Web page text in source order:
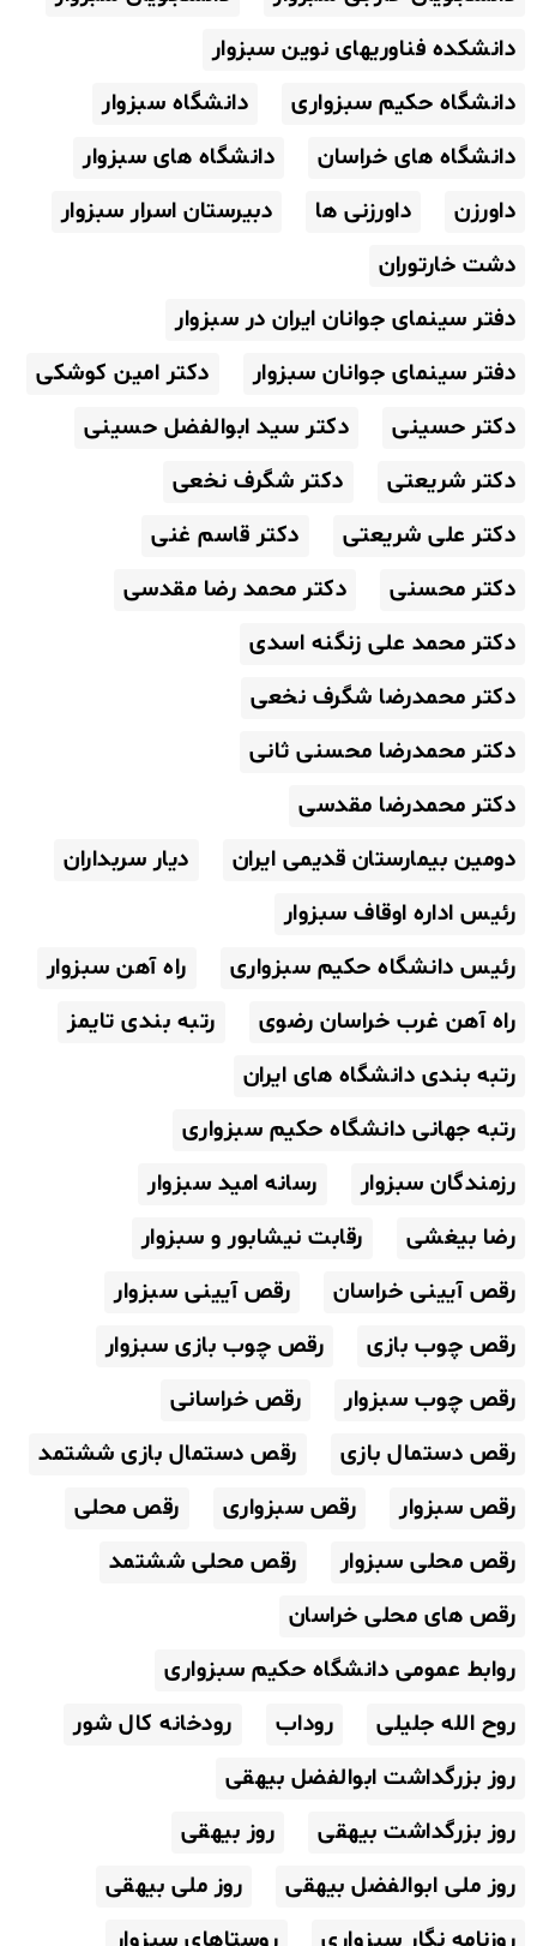
دانشکده فناوریهای نوین سبزوار
دانشگاه حکیم سبزواری
دانشگاه سبزوار
دانشگاه های خراسان
دانشگاه های سبزوار
داورزن
داورزنی ها
دبیرستان اسرار سبزوار
دشت خارتوران
دفتر سینمای جوانان ایران در سبزوار
دفتر سینمای جوانان سبزوار
دکتر امین کوشکی
دکتر حسینی
دکتر سید ابوالفضل حسینی
دکتر شریعتی
دکتر شگرف نخعی
دکتر علی شریعتی
دکتر قاسم غنی
دکتر محسنی
دکتر محمد رضا مقدسی
دکتر محمد علی زنگنه اسدی
دکتر محمدرضا شگرف نخعی
دکتر محمدرضا محسنی ثانی
دکتر محمدرضا مقدسی
دومین بیمارستان قدیمی ایران
دیار سربداران
رئیس اداره اوقاف سبزوار
رئیس دانشگاه حکیم سبزواری
راه آهن سبزوار
راه آهن غرب خراسان رضوی
رتبه بندی تایمز
رتبه بندی دانشگاه های ایران
رتبه جهانی دانشگاه حکیم سبزواری
رزمندگان سبزوار
رسانه امید سبزوار
رضا بیغشی
رقابت نیشابور و سبزوار
رقص آیینی خراسان
رقص آیینی سبزوار
رقص چوب بازی
رقص چوب بازی سبزوار
رقص چوب سبزوار
رقص خراسانی
رقص دستمال بازی
رقص دستمال بازی ششتمد
رقص سبزوار
رقص سبزواری
رقص محلی
رقص محلی سبزوار
رقص محلی ششتمد
رقص های محلی خراسان
روابط عمومی دانشگاه حکیم سبزواری
روح الله جلیلی
روداب
رودخانه کال شور
روز بزرگداشت ابوالفضل بیهقی
روز بزرگداشت بیهقی
روز بیهقی
روز ملی ابوالفضل بیهقی
روز ملی بیهقی